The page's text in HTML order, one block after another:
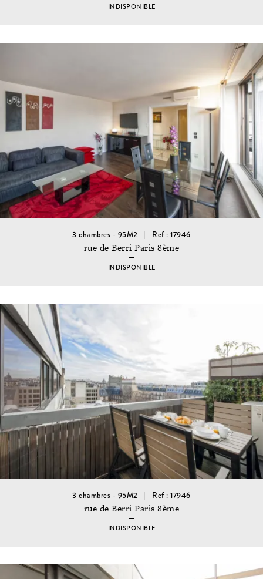
INDISPONIBLE
3 chambres - 95M2 Ref : 17946
rue de Berri Paris 8ème
INDISPONIBLE
3 chambres - 95M2 Ref : 17946
rue de Berri Paris 8ème
INDISPONIBLE